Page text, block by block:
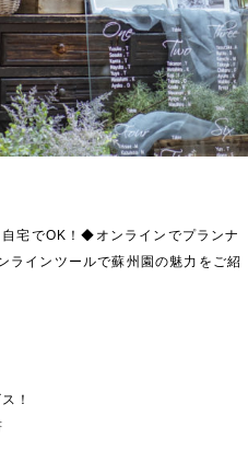
宅でOK！◆オンラインでプランナ
インツールで蘇州園の魅力をご紹
！